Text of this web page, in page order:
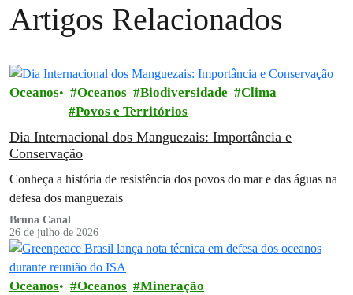
Artigos Relacionados
Oceanos Oceanos Biodiversidade
Clima
Povos e Territórios
Dia Internacional dos Manguezais: Importância e
Conservação
Conheça a história de resistência dos povos do mar e das águas na
defesa dos manguezais
Bruna Canal
26 de julho de 2026
Oceanos Oceanos Mineração